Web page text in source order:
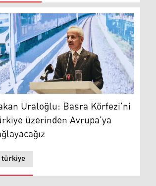
Yolu Projesi'ni görüştü
Ulaştırma ve Altyapı Bakanı
türkiye
Uraloğlu: Basra Körfezi'ni
üzerinden Avrupa'ya